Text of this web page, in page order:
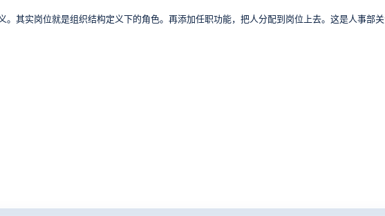
其实岗位就是组织结构定义下的角色。再添加任职功能，把人分配到岗位上去。这是人事部